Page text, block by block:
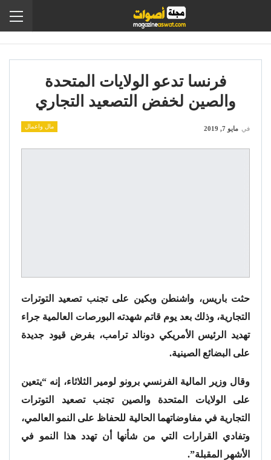
فرنسا تدعو الولايات المتحدة
والصين لخفض التصعيد التجاري
مال واعمال في مايو 7, 2019
حثت باريس، واشنطن وبكين على تجنب تصعيد التوترات
التجارية، وذلك بعد يوم قاتم شهدته البورصات العالمية جراء
تهديد الرئيس الأمريكي دونالد ترامب، بفرض قيود جديدة
على البضائع الصينية.
وقال وزير المالية الفرنسي برونو لومير الثلاثاء، إنه “يتعين
على الولايات المتحدة والصين تجنب تصعيد التوترات
التجارية في مفاوضاتهما الحالية للحفاظ على النمو العالمي،
وتفادي القرارات التي من شأنها أن تهدد هذا النمو في
الأشهر المقبلة”.